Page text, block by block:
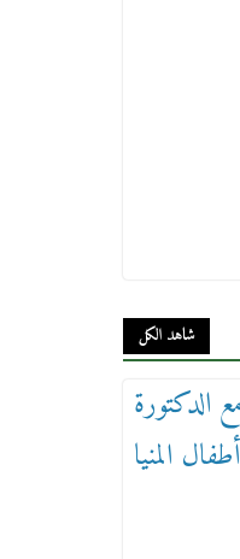
شاهد الكل